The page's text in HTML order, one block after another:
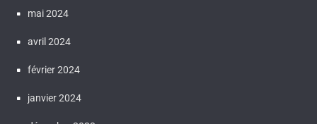
mai 2024
avril 2024
février 2024
janvier 2024